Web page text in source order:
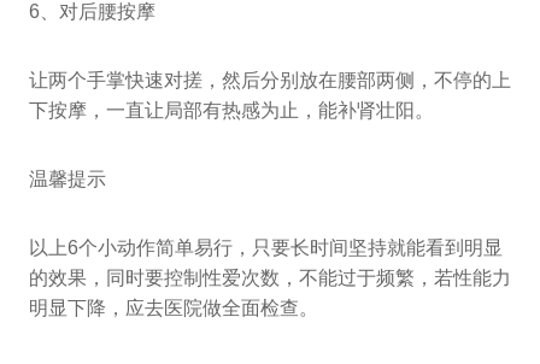
6、对后腰按摩
让两个手掌快速对搓，然后分别放在腰部两侧，不停的上
下按摩，一直让局部有热感为止，能补肾壮阳。
温馨提示
以上6个小动作简单易行，只要长时间坚持就能看到明显
的效果，同时要控制性爱次数，不能过于频繁，若性能力
明显下降，应去医院做全面检查。